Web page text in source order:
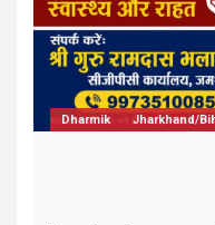
Dharmik Newsbeat